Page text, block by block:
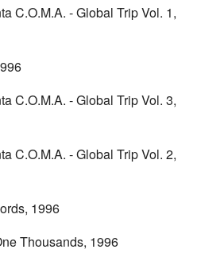
C.O.M.A. - Global Trip Vol. 1,
C.O.M.A. - Global Trip Vol. 3,
C.O.M.A. - Global Trip Vol. 2,
1996
Thousands, 1996